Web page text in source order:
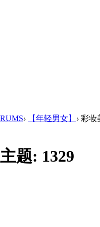
› 【年轻男女】 › 彩妆
主题: 1329